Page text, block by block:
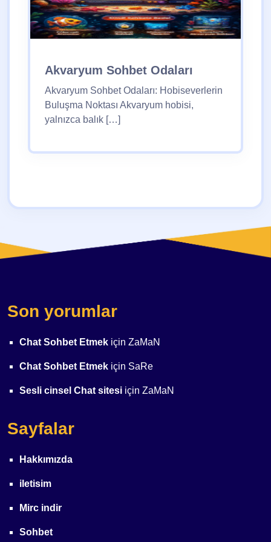
Akvaryum Sohbet Odaları
Akvaryum Sohbet Odaları: Hobiseverlerin
Buluşma Noktası Akvaryum hobisi,
yalnızca balık […]
Son yorumlar
Chat Sohbet Etmek için ZaMaN
Chat Sohbet Etmek için SaRe
Sesli cinsel Chat sitesi için ZaMaN
Sayfalar
Hakkımızda
iletisim
Mirc indir
Sohbet